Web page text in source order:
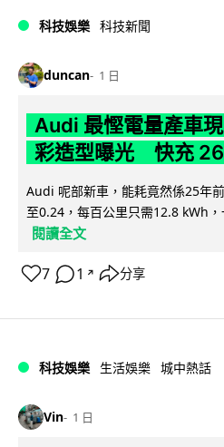
科技娛樂 科技新聞
duncan 1 日
Audi 最慳電量產車
彩造型曝光 快充 26
Audi 呢部新車，能耗竟然係25年
至0.24，每百公里只需12.8 kWh
閱讀全文
7 1 ↗ 分享
科技娛樂 生活娛樂 城中熱話
Vin 1 日